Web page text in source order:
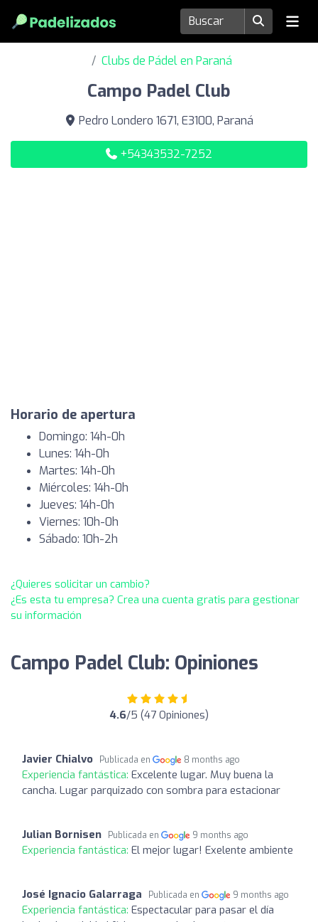
Clubs de Pádel en Paraná
Campo Padel Club
Pedro Londero 1671, E3100, Paraná
+54343532-7252
Horario de apertura
Domingo: 14h-0h
Lunes: 14h-0h
Martes: 14h-0h
Miércoles: 14h-0h
Jueves: 14h-0h
Viernes: 10h-0h
Sábado: 10h-2h
¿Quieres solicitar un cambio?
¿Es esta tu empresa? Crea una cuenta gratis para gestionar
su información
Campo Padel Club: Opiniones
4.6/5 (47 Opiniones)
Javier Chialvo Publicada en 8 months ago
Experiencia fantástica: Excelente lugar. Muy buena la
cancha. Lugar parquizado con sombra para estacionar
Julian Bornisen Publicada en 9 months ago
Experiencia fantástica: El mejor lugar! Exelente ambiente
José Ignacio Galarraga Publicada en 9 months ago
Experiencia fantástica: Espectacular para pasar el día